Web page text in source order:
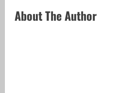
About The Author